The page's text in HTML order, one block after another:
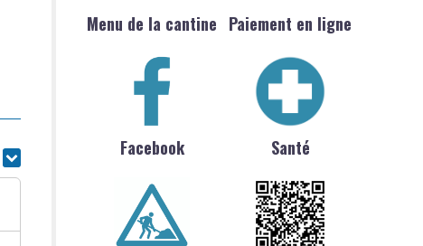
Menu de la cantine Paiement en ligne
Facebook Santé